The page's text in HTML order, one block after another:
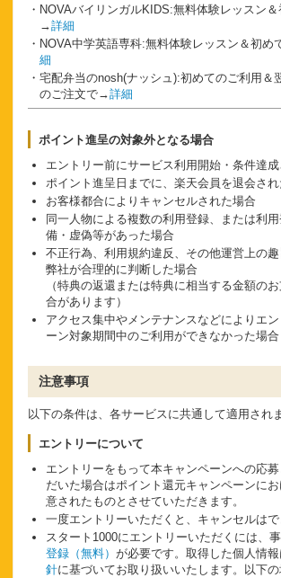
NOVAバイリンガルKIDS:無料体験レッスン
→詳細
NOVA中学英語専科:無料体験レッスン＆初め
細
宅配弁当のnosh(ナッシュ):初めてのご利用＆
のご注文で→詳細
ポイント進呈の対象外となる場合
エントリー前にサービス利用開始・条件達
ポイント進呈日までに、楽天会員を退会さ
お客様都合によりキャンセルされた場合
同一人物による複数の利用登録、または利
備・虚偽等があった場合
不正行為、利用規約違反、その他運営上の
弊社が合理的に判断した場合
（特典の返還または特典に相当する金額の
合があります）
アクセス集中やメンテナンスなどによりエ
ーン対象期間中のご利用ができなかった場合
注意事項
以下の条件は、各サービスに共通して適用されま
エントリーについて
エントリーをもって本キャンペーンへの応
だいた場合はポイント還元キャンペーンに
意されたものとさせていただきます。
一度エントリーいただくと、キャンセルはで
スタート1000にエントリーいただくには、
登録（無料） が必要です。取得した個人情報
針に基づいてお取り扱いいたします。以下